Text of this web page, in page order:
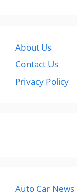
About Us
Contact Us
Privacy Policy
Auto Car News